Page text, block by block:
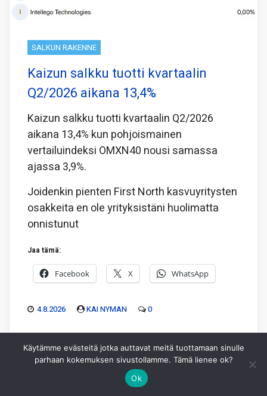
SALKUN RAKENNE
Kaizun salkku tuotti kvartaalin
Q2/2026 aikana 13,4%
Kaizun salkku tuotti kvartaalin Q2/2026
aikana 13,4% kun pohjoismainen
vertailuindeksi OMXN40 nousi samassa
ajassa 3,9%.
Joidenkin pienten First North kasvuyritysten
osakkeita en ole yrityksistäni huolimatta
onnistunut
Jaa tämä:
Facebook X WhatsApp
4.8.2026 KAI NYMAN 0
Käytämme evästeitä jotka auttavat meitä tuottamaan sinulle
parhaan kokemuksen sivustollamme. Tämä lienee ok?
Ok